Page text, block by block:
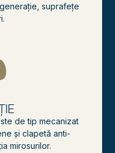
suprafețe
de tip mecanizat
şi clapetă anti-
mirosurilor.